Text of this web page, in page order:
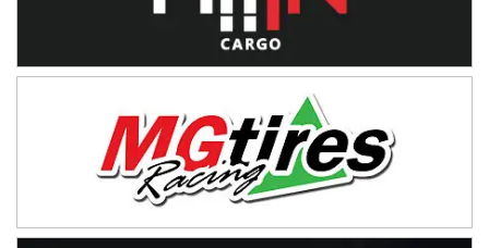
KDO - F6
Trenque Lauquen (Buenos Aires)
ENTRERRIANO - F6 (POSTERGADA)
Parque de la Velocidad (Asfalto)
Villaguay (Entre Ríos)